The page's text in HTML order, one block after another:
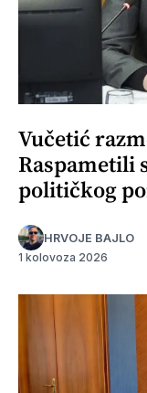
Vučetić
Raspametili
političkog
HRVOJE BAJLO
1 kolovoza 2026